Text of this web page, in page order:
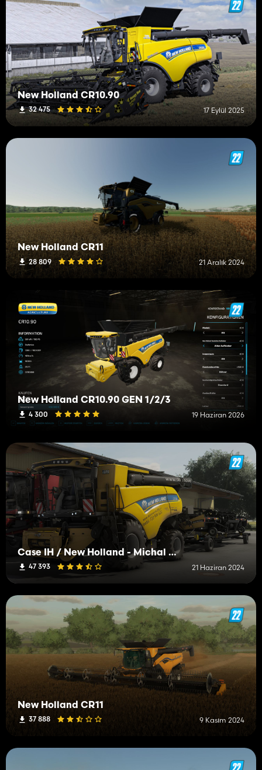
New Holland CR10.90
32 475 17 Eylül 2025
New Holland CR11
28 809 21 Aralık 2024
New Holland CR10.90 GEN 1/2/3
4 300 19 Haziran 2026
Case IH / New Holland - Michal Horák Edit
47 393 21 Haziran 2024
New Holland CR11
37 888 9 Kasım 2024